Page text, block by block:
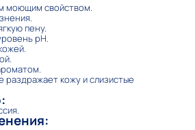
моющим свойством.
пену.
рН.
раздражает кожу и слизистые